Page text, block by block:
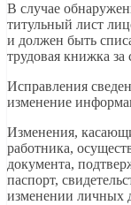
В случае
титульный лист
и должен быть
трудовая книжка за
Исправления
изменение
Изменения,
работника,
документа,
паспорт,
изменении личных